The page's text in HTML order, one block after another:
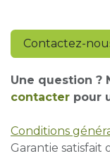
Contactez-
Une question ?
contacter pour
Conditions
Garantie